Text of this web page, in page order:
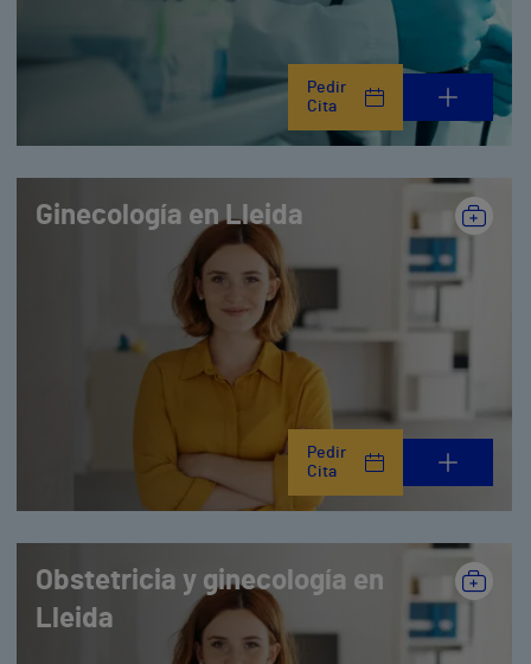
Pedir
Cita
Ginecología en Lleida
Pedir
Cita
Obstetricia y ginecología en
Lleida